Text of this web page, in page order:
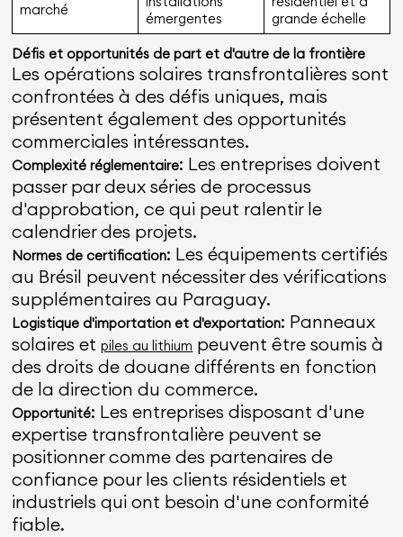
marché
émergentes
grande échelle
Défis et opportunités de part et d'autre de la frontière
Les opérations solaires transfrontalières sont
confrontées à des défis uniques, mais
présentent également des opportunités
commerciales intéressantes.
Complexité réglementaire: Les entreprises doivent
passer par deux séries de processus
d'approbation, ce qui peut ralentir le
calendrier des projets.
Normes de certification: Les équipements certifiés
au Brésil peuvent nécessiter des vérifications
supplémentaires au Paraguay.
Logistique d'importation et d'exportation: Panneaux
solaires etpiles au lithium peuvent être soumis à
des droits de douane différents en fonction
de la direction du commerce.
Opportunité: Les entreprises disposant d'une
expertise transfrontalière peuvent se
positionner comme des partenaires de
confiance pour les clients résidentiels et
industriels qui ont besoin d'une conformité
fiable.